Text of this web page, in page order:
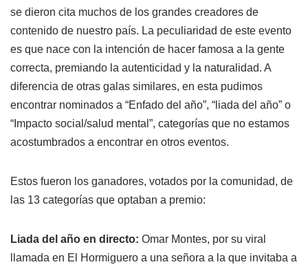
se dieron cita muchos de los grandes creadores de
contenido de nuestro país. La peculiaridad de este evento
es que nace con la intención de hacer famosa a la gente
correcta, premiando la autenticidad y la naturalidad. A
diferencia de otras galas similares, en esta pudimos
encontrar nominados a “Enfado del año”, “liada del año” o
“Impacto social/salud mental”, categorías que no estamos
acostumbrados a encontrar en otros eventos.
Estos fueron los ganadores, votados por la comunidad, de
las 13 categorías que optaban a premio:
Liada del año en directo: Omar Montes, por su viral
llamada en El Hormiguero a una señora a la que invitaba a